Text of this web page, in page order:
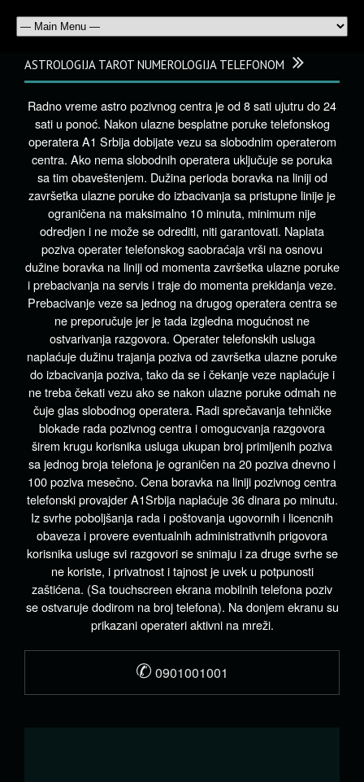
ASTROLOGIJA TAROT NUMEROLOGIJA TELEFONOM
Radno vreme astro pozivnog centra je od 8 sati ujutru do 24
sati u ponoć. Nakon ulazne besplatne poruke telefonskog
operatera A1 Srbija dobijate vezu sa slobodnim operaterom
centra. Ako nema slobodnih operatera uključuje se poruka
sa tim obaveštenjem. Dužina perioda boravka na liniji od
završetka ulazne poruke do izbacivanja sa pristupne linije je
ograničena na maksimalno 10 minuta, minimum nije
odredjen i ne može se odrediti, niti garantovati. Naplata
poziva operater telefonskog saobraćaja vrši na osnovu
dužine boravka na liniji od momenta završetka ulazne poruke
i prebacivanja na servis i traje do momenta prekidanja veze.
Prebacivanje veze sa jednog na drugog operatera centra se
ne preporučuje jer je tada izgledna mogućnost ne
ostvarivanja razgovora. Operater telefonskih usluga
naplaćuje dužinu trajanja poziva od završetka ulazne poruke
do izbacivanja poziva, tako da se i čekanje veze naplaćuje i
ne treba čekati vezu ako se nakon ulazne poruke odmah ne
čuje glas slobodnog operatera. Radi sprečavanja tehničke
blokade rada pozivnog centra i omogucvanja razgovora
širem krugu korisnika usluga ukupan broj primljenih poziva
sa jednog broja telefona je ograničen na 20 poziva dnevno i
100 poziva mesečno. Cena boravka na liniji pozivnog centra
telefonski provajder A1Srbija naplaćuje 36 dinara po minutu.
Iz svrhe poboljšanja rada i poštovanja ugovornih i licencnih
obaveza i provere eventualnih administrativnih prigovora
korisnika usluge svi razgovori se snimaju i za druge svrhe se
ne koriste, i privatnost i tajnost je uvek u potpunosti
zaštićena. (Sa touchscreen ekrana mobilnih telefona poziv
se ostvaruje dodirom na broj telefona). Na donjem ekranu su
prikazani operateri aktivni na mreži.
✆ 0901001001